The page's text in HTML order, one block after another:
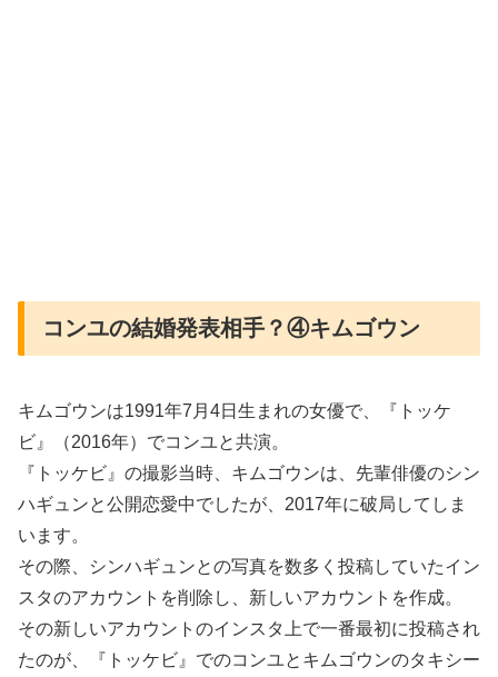
コンユの結婚発表相手？④キムゴウン
キムゴウンは1991年7月4日生まれの女優で、『トッケ
ビ』（2016年）でコンユと共演。
『トッケビ』の撮影当時、キムゴウンは、先輩俳優のシン
ハギュンと公開恋愛中でしたが、2017年に破局してしま
います。
その際、シンハギュンとの写真を数多く投稿していたイン
スタのアカウントを削除し、新しいアカウントを作成。
その新しいアカウントのインスタ上で一番最初に投稿され
たのが、『トッケビ』でのコンユとキムゴウンのタキシー